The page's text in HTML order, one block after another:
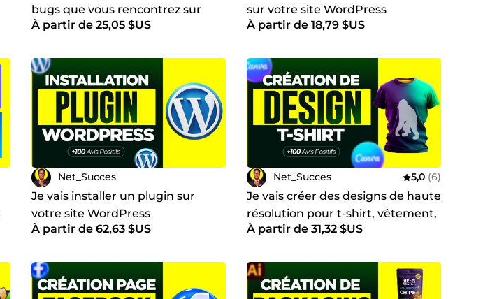
bugs que vous rencontrez sur
votre site WordPress et
À partir de 25,05 $US
sur votre site WordPress
À partir de 18,79 $US
Net_Succes
Je vais installer un plugin sur
votre site WordPress
À partir de 62,63 $US
Net_Succes 5,0 (6)
Je vais créer des designs de haute
résolution pour t-shirt, vêtement,
sweatshirt, capuches, maillots
À partir de 31,32 $US